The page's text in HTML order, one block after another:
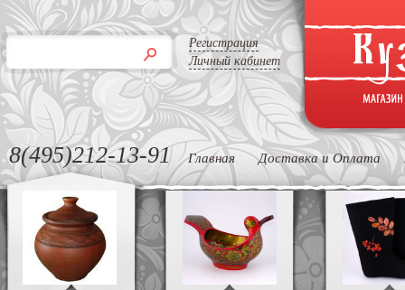
Регистрация
Личный кабинет
8(495)212-13-91 Главная Доставка и Оплата